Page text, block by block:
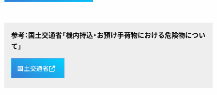
参考：国土交通省「機内持込・お預け手荷物における危険物につい
て」
国土交通省